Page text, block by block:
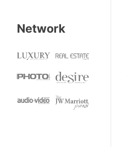
Network